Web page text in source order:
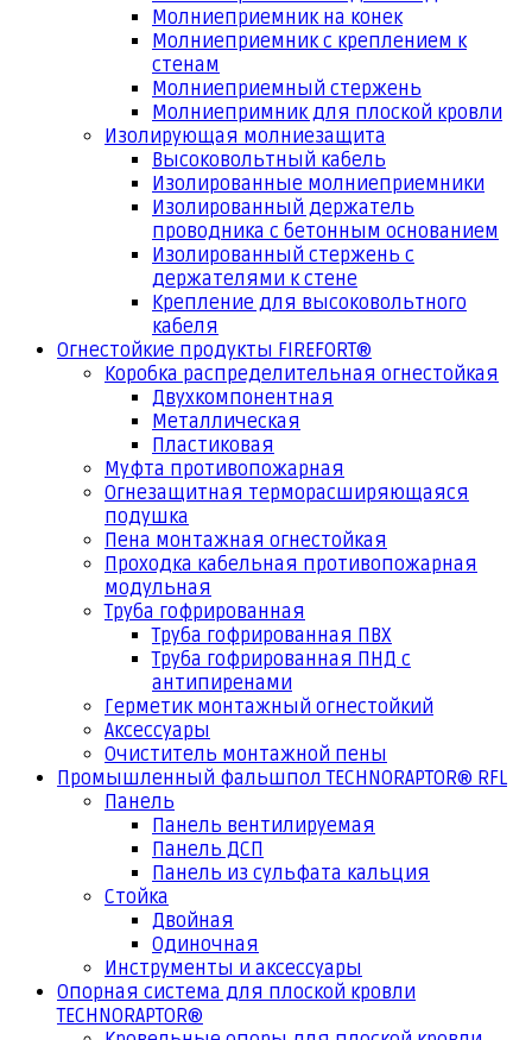
Молниеприемник на конек
Молниеприемник с креплением к
стенам
Молниеприемный стержень
Молниепримник для плоской кровли
Изолирующая молниезащита
Высоковольтный кабель
Изолированные молниеприемники
Изолированный держатель
проводника с бетонным основанием
Изолированный стержень с
держателями к стене
Крепление для высоковольтного
кабеля
Огнестойкие продукты FIREFORT®
Коробка распределительная огнестойкая
Двухкомпонентная
Металлическая
Пластиковая
Муфта противопожарная
Огнезащитная терморасширяющаяся
подушка
Пена монтажная огнестойкая
Проходка кабельная противопожарная
модульная
Труба гофрированная
Труба гофрированная ПВХ
Труба гофрированная ПНД с
антипиренами
Герметик монтажный огнестойкий
Аксессуары
Очиститель монтажной пены
Промышленный фальшпол TECHNORAPTOR® RFL
Панель
Панель вентилируемая
Панель ДСП
Панель из сульфата кальция
Стойка
Двойная
Одиночная
Инструменты и аксессуары
Опорная система для плоской кровли
TECHNORAPTOR®